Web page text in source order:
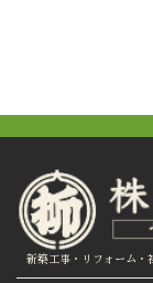
新築工事・リフォーム・